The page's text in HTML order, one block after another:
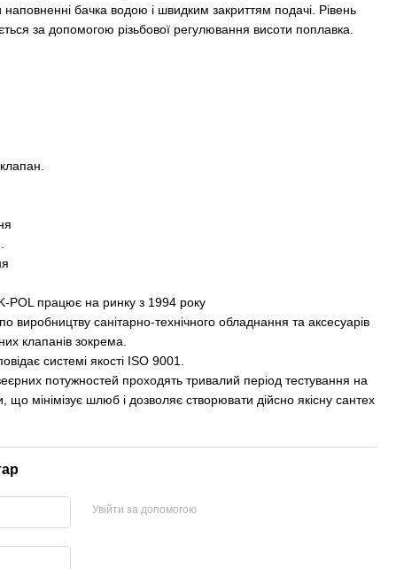
бачка водою і швидким закриттям подачі. Рівень
за допомогою різьбової регулювання висоти поплавка.
POL працює на ринку з 1994 року
виробництву санітарно-технічного обладнання та аксесуарів
клапанів зокрема.
системі якості ISO 9001.
потужностей проходять тривалий період тестування на
що мінімізує шлюб і дозволяє створювати дійсно якісну сантех
Увійти за допомогою